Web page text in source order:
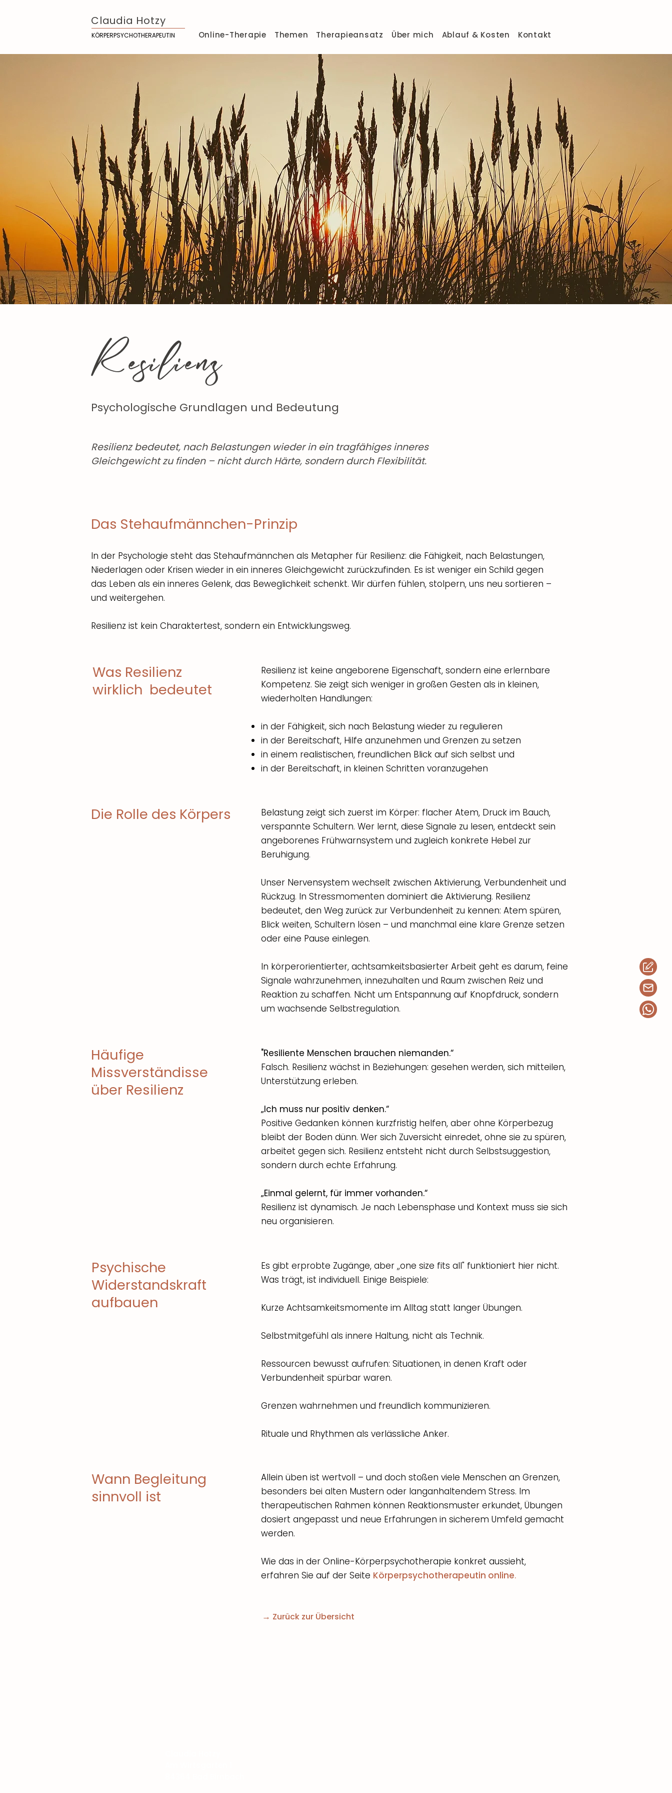
Claudia Hotzy
KÖRPERPSYCHOTHERAPEUTIN Online-Therapie Themen Therapieansatz Über mich Ablauf & Kosten Kontakt
Resilienz
Psychologische Grundlagen und Bedeutung
Resilienz bedeutet, nach Belastungen wieder in ein tragfähiges inneres
Gleichgewicht zu finden – nicht durch Härte, sondern durch Flexibilität.
Das Stehaufmännchen-Prinzip
In der Psychologie steht das Stehaufmännchen als Metapher für Resilienz: die Fähigkeit, nach Belastungen,
Niederlagen oder Krisen wieder in ein inneres Gleichgewicht zurückzufinden. Es ist weniger ein Schild gegen
das Leben als ein inneres Gelenk, das Beweglichkeit schenkt. Wir dürfen fühlen, stolpern, uns neu sortieren –
und weitergehen.
Resilienz ist kein Charaktertest, sondern ein Entwicklungsweg.
Was Resilienz
wirklich bedeutet
Resilienz ist keine angeborene Eigenschaft, sondern eine erlernbare
Kompetenz. Sie zeigt sich weniger in großen Gesten als in kleinen,
wiederholten Handlungen:
in der Fähigkeit, sich nach Belastung wieder zu regulieren
in der Bereitschaft, Hilfe anzunehmen und Grenzen zu setzen
in einem realistischen, freundlichen Blick auf sich selbst und
in der Bereitschaft, in kleinen Schritten voranzugehen
Die Rolle des Körpers
Belastung zeigt sich zuerst im Körper: flacher Atem, Druck im Bauch,
verspannte Schultern. Wer lernt, diese Signale zu lesen, entdeckt sein
angeborenes Frühwarnsystem und zugleich konkrete Hebel zur
Beruhigung.
Unser Nervensystem wechselt zwischen Aktivierung, Verbundenheit und
Rückzug. In Stressmomenten dominiert die Aktivierung. Resilienz
bedeutet, den Weg zurück zur Verbundenheit zu kennen: Atem spüren,
Blick weiten, Schultern lösen – und manchmal eine klare Grenze setzen
oder eine Pause einlegen.
In körperorientierter, achtsamkeitsbasierter Arbeit geht es darum, feine
Signale wahrzunehmen, innezuhalten und Raum zwischen Reiz und
Reaktion zu schaffen. Nicht um Entspannung auf Knopfdruck, sondern
um wachsende Selbstregulation.
Häufige
Missverständisse
über Resilienz
"Resiliente Menschen brauchen niemanden.“
Falsch. Resilienz wächst in Beziehungen: gesehen werden, sich mitteilen,
Unterstützung erleben.
„Ich muss nur positiv denken.“
Positive Gedanken können kurzfristig helfen, aber ohne Körperbezug
bleibt der Boden dünn. Wer sich Zuversicht einredet, ohne sie zu spüren,
arbeitet gegen sich. Resilienz entsteht nicht durch Selbstsuggestion,
sondern durch echte Erfahrung.
„Einmal gelernt, für immer vorhanden.“
Resilienz ist dynamisch. Je nach Lebensphase und Kontext muss sie sich
neu organisieren.
Psychische
Widerstandskraft
aufbauen
Es gibt erprobte Zugänge, aber „one size fits all" funktioniert hier nicht.
Was trägt, ist individuell. Einige Beispiele:
Kurze Achtsamkeitsmomente im Alltag statt langer Übungen.
Selbstmitgefühl als innere Haltung, nicht als Technik.
Ressourcen bewusst aufrufen: Situationen, in denen Kraft oder
Verbundenheit spürbar waren.
Grenzen wahrnehmen und freundlich kommunizieren.
Rituale und Rhythmen als verlässliche Anker.
Wann Begleitung
sinnvoll ist
Allein üben ist wertvoll – und doch stoßen viele Menschen an Grenzen,
besonders bei alten Mustern oder langanhaltendem Stress. Im
therapeutischen Rahmen können Reaktionsmuster erkundet, Übungen
dosiert angepasst und neue Erfahrungen in sicherem Umfeld gemacht
werden.
Wie das in der Online-Körperpsychotherapie konkret aussieht,
erfahren Sie auf der Seite Körperpsychotherapeutin online.
→ Zurück zur Übersicht